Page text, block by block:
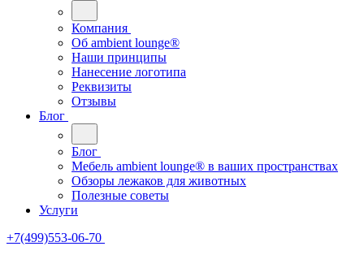
Компания
Oб ambient lounge®
Наши принципы
Нанесение логотипа
Реквизиты
Отзывы
Блог
Блог
Мебель ambient lounge® в ваших пространствах
Обзоры лежаков для животных
Полезные советы
Услуги
+7(499)553-06-70